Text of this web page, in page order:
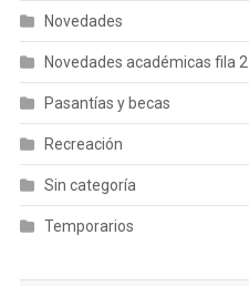
Novedades
Novedades académicas fila 2
Pasantías y becas
Recreación
Sin categoría
Temporarios